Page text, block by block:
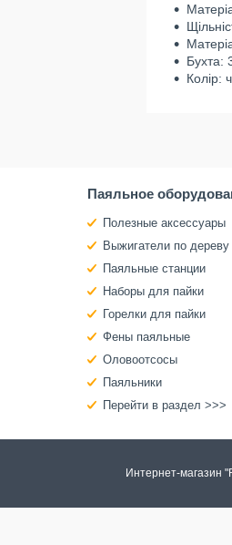
Бухта:
Колір:
Паяльное
Полезные аксессуары
Выжигатели по дереву
Паяльные станции
Наборы для пайки
Горелки для пайки
Фены паяльные
Оловоотсосы
Паяльники
Перейти в раздел >>>